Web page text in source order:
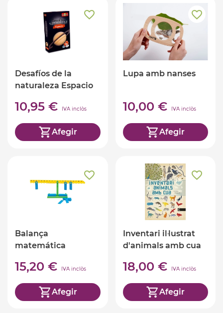
Desafíos de la
naturaleza Espacio
10,95 € IVA inclòs
Afegir
Lupa amb nanses
10,00 € IVA inclòs
Afegir
Balança
matemática
15,20 € IVA inclòs
Afegir
Inventari il·lustrat
d'animals amb cua
18,00 € IVA inclòs
Afegir